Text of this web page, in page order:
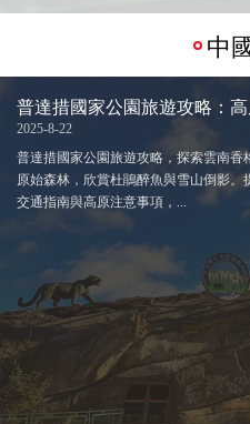
中
2025-8-22
普達措國家公園旅遊攻略，探索雲南
原始森林，欣賞杜鵑醉魚與雪山倒影。
交通指南與高原注意事項，...